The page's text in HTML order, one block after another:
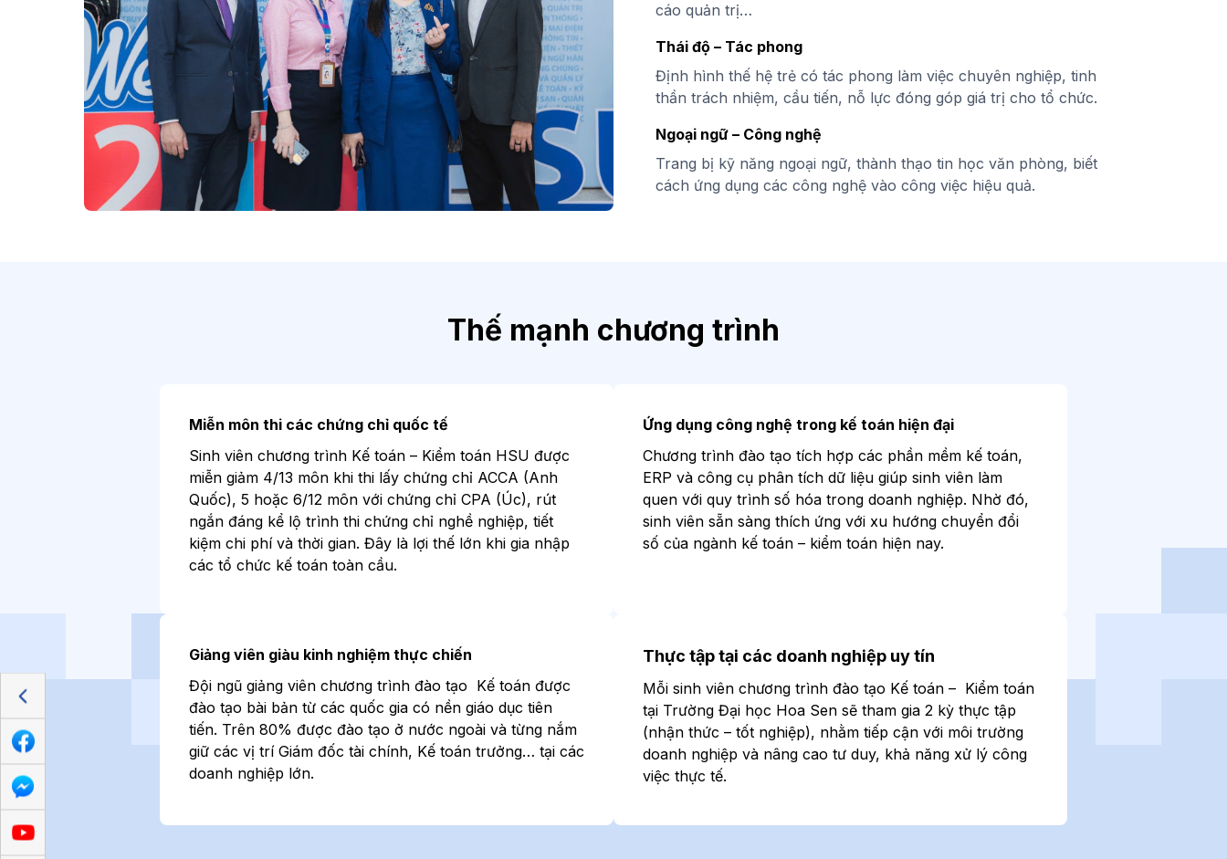
cáo quản trị…
Thái độ – Tác phong
Định hình thế hệ trẻ có tác phong làm việc chuyên nghiệp, tinh
thần trách nhiệm, cầu tiến, nỗ lực đóng góp giá trị cho tổ chức.
Ngoại ngữ – Công nghệ
Trang bị kỹ năng ngoại ngữ, thành thạo tin học văn phòng, biết
cách ứng dụng các công nghệ vào công việc hiệu quả.
Thế mạnh chương trình
Miễn môn thi các chứng chỉ quốc tế
Sinh viên chương trình Kế toán – Kiểm toán HSU được
miễn giảm 4/13 môn khi thi lấy chứng chỉ ACCA (Anh
Quốc), 5 hoặc 6/12 môn với chứng chỉ CPA (Úc), rút
ngắn đáng kể lộ trình thi chứng chỉ nghề nghiệp, tiết
kiệm chi phí và thời gian. Đây là lợi thế lớn khi gia nhập
các tổ chức kế toán toàn cầu.
Ứng dụng công nghệ trong kế toán hiện đại
Chương trình đào tạo tích hợp các phần mềm kế toán,
ERP và công cụ phân tích dữ liệu giúp sinh viên làm
quen với quy trình số hóa trong doanh nghiệp. Nhờ đó,
sinh viên sẵn sàng thích ứng với xu hướng chuyển đổi
số của ngành kế toán – kiểm toán hiện nay.
Giảng viên giàu kinh nghiệm thực chiến
Đội ngũ giảng viên chương trình đào tạo Kế toán được
đào tạo bài bản từ các quốc gia có nền giáo dục tiên
tiến. Trên 80% được đào tạo ở nước ngoài và từng nắm
giữ các vị trí Giám đốc tài chính, Kế toán trưởng… tại các
doanh nghiệp lớn.
Thực tập tại các doanh nghiệp uy tín
Mỗi sinh viên chương trình đào tạo Kế toán – Kiểm toán
tại Trường Đại học Hoa Sen sẽ tham gia 2 kỳ thực tập
(nhận thức – tốt nghiệp), nhằm tiếp cận với môi trường
doanh nghiệp và nâng cao tư duy, khả năng xử lý công
việc thực tế.